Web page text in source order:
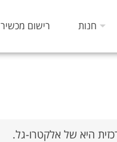
חנות רישום מכשיר
היא של אלקטרו-גל.